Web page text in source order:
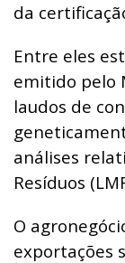
da
Entre eles
emitido pelo
laudos de
análises
Resíduos
O
exportações